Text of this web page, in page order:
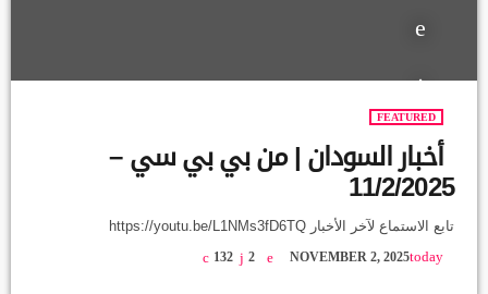
FEATURED
أخبار السودان | من بي بي سي –
11/2/2025
تابع الاستماع لآخر الأخبار https://youtu.be/L1NMs3fD6TQ
today
NOVEMBER 2, 2025
132 2